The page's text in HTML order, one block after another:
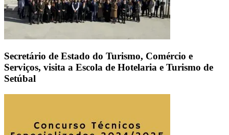
Secretário de Estado do Turismo, Comércio e
Serviços, visita a Escola de Hotelaria e Turismo de
Setúbal